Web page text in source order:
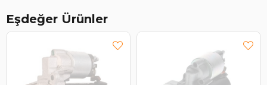
Eşdeğer Ürünler